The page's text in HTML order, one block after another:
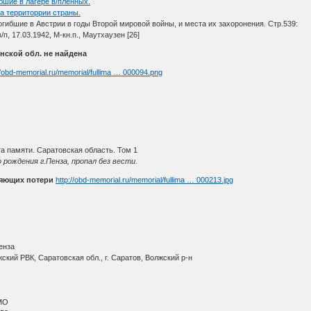
территоррии страны.
в Австрии в годы Второй мировой войны, и места их захоронения. Стр.539:
17.03.1942, М-кн.п., Маутхаузен [26]
обл. не найдена
memorial.ru/memorial/fullima … 000094.png
памяти. Саратовская область. Том 1
г.Пенза, пропал без вести.
потери http://obd-memorial.ru/memorial/fullima … 000213.jpg
РВК, Саратовская обл., г. Саратов, Волжский р-н